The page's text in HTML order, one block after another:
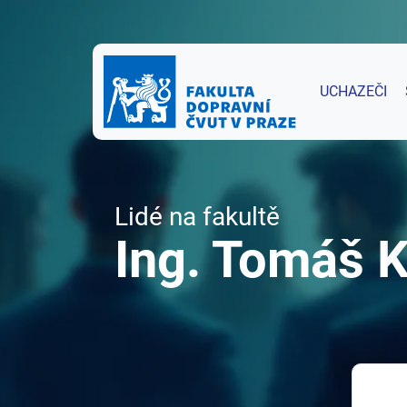
UCHAZEČI
Lidé na fakultě
Ing. Tomáš